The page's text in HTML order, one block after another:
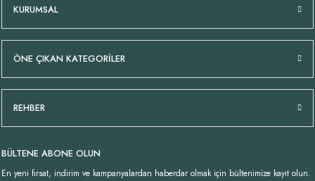
3.199,00 TL 2.499,00 TL
Likralı İtalyan Çizgili Pantolon Camel
1.949,00 TL
Oversize İtalyan Müslin Bluz Mor
1.149,00 TL
KURUMSAL
ÖNE ÇIKAN KATEGORİLER
REHBER
BÜLTENE ABONE OLUN
En yeni fırsat, indirim ve kampanyalardan haberdar olmak için bültenimize kayıt olun.